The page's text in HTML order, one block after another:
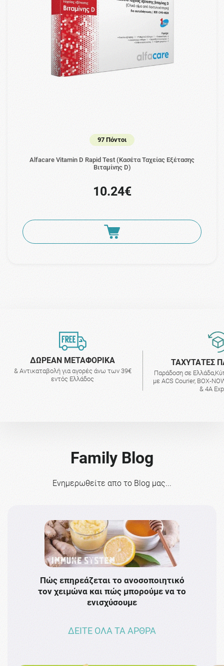
97 Πόντοι
Alfacare Vitamin D Rapid Test (Κασέτα Ταχείας Εξέτασης
Βιταμίνης D)
10.24€
ΔΩΡΕΑΝ ΜΕΤΑΦΟΡΙΚΑ
& Αντικαταβολή για αγορές άνω των 39€
εντός Ελλάδος
ΤΑΧΥΤΑΤΕΣ
Παράδοση σε
με ACS Courier, BOX-
& 4A
Family Blog
Ενημερωθείτε απο το Blog μας...
Πώς επηρεάζεται το ανοσοποιητικό
τον χειμώνα και πώς μπορούμε να το
ενισχύσουμε
ΔΕΙΤΕ ΟΛΑ ΤΑ ΑΡΘΡΑ